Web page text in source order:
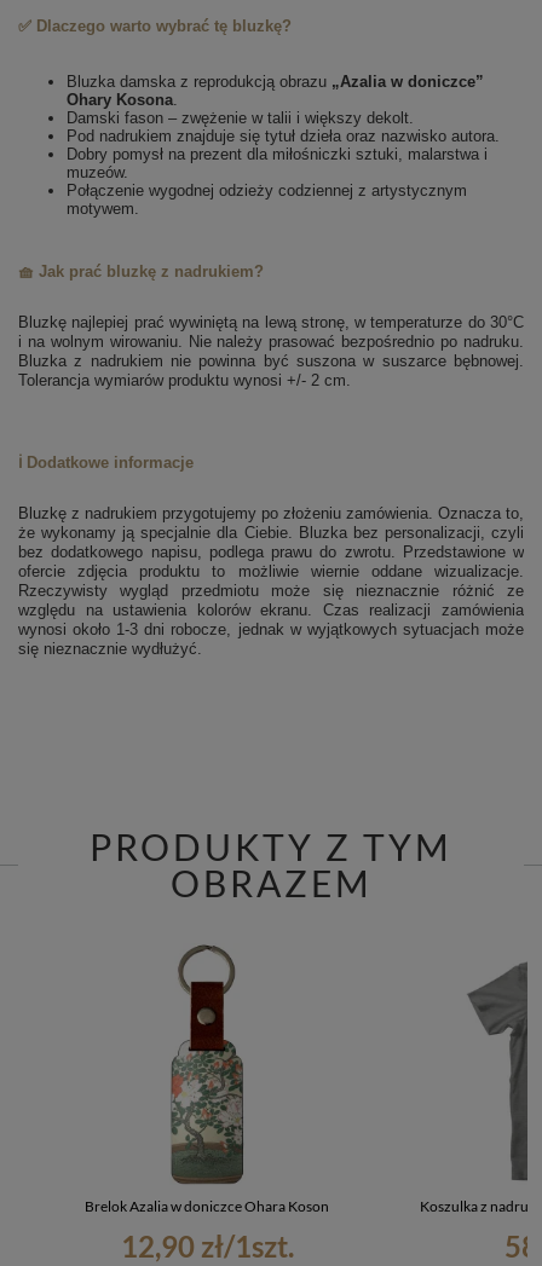
✅ Dlaczego warto wybrać tę bluzkę?
Bluzka damska z reprodukcją obrazu „Azalia w doniczce”
Ohary Kosona.
Damski fason – zwężenie w talii i większy dekolt.
Pod nadrukiem znajduje się tytuł dzieła oraz nazwisko autora.
Dobry pomysł na prezent dla miłośniczki sztuki, malarstwa i
muzeów.
Połączenie wygodnej odzieży codziennej z artystycznym
motywem.
🧺 Jak prać bluzkę z nadrukiem?
Bluzkę najlepiej prać wywiniętą na lewą stronę, w temperaturze do 30°C
i na wolnym wirowaniu. Nie należy prasować bezpośrednio po nadruku.
Bluzka z nadrukiem nie powinna być suszona w suszarce bębnowej.
Tolerancja wymiarów produktu wynosi +/- 2 cm.
ℹ️ Dodatkowe informacje
Bluzkę z nadrukiem przygotujemy po złożeniu zamówienia. Oznacza to,
że wykonamy ją specjalnie dla Ciebie. Bluzka bez personalizacji, czyli
bez dodatkowego napisu, podlega prawu do zwrotu. Przedstawione w
ofercie zdjęcia produktu to możliwie wiernie oddane wizualizacje.
Rzeczywisty wygląd przedmiotu może się nieznacznie różnić ze
względu na ustawienia kolorów ekranu. Czas realizacji zamówienia
wynosi około 1-3 dni robocze, jednak w wyjątkowych sytuacjach może
się nieznacznie wydłużyć.
PRODUKTY Z TYM
OBRAZEM
Brelok Azalia w doniczce Ohara Koson
12,90 zł/1szt.
Koszulka z